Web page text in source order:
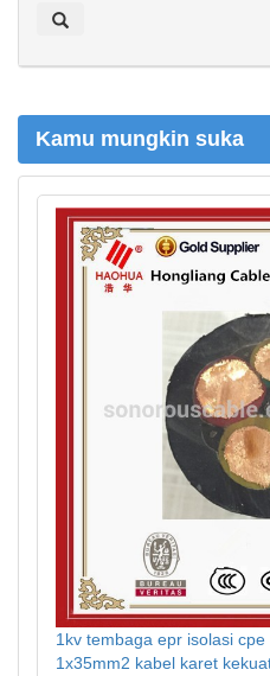
h
Kamu mungkin suka
1kv tembaga epr isolasi
1x35mm2 kabel karet